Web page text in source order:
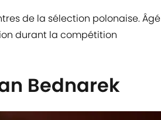
de la sélection polonaise. Âgé
durant la compétition
Bednarek